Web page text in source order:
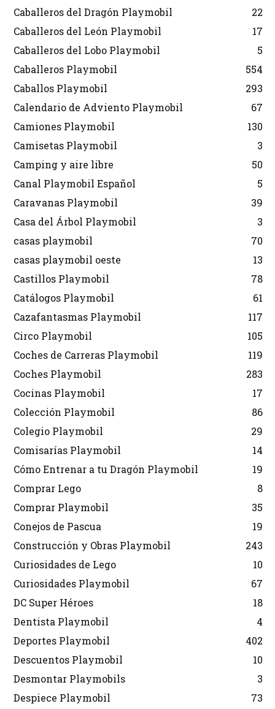
Caballeros del Dragón Playmobil
22
Caballeros del León Playmobil
17
Caballeros del Lobo Playmobil
5
Caballeros Playmobil
554
Caballos Playmobil
293
Calendario de Adviento Playmobil
67
Camiones Playmobil
130
Camisetas Playmobil
3
Camping y aire libre
50
Canal Playmobil Español
5
Caravanas Playmobil
39
Casa del Árbol Playmobil
3
casas playmobil
70
casas playmobil oeste
13
Castillos Playmobil
78
Catálogos Playmobil
61
Cazafantasmas Playmobil
117
Circo Playmobil
105
Coches de Carreras Playmobil
119
Coches Playmobil
283
Cocinas Playmobil
17
Colección Playmobil
86
Colegio Playmobil
29
Comisarías Playmobil
14
Cómo Entrenar a tu Dragón Playmobil
19
Comprar Lego
8
Comprar Playmobil
35
Conejos de Pascua
19
Construcción y Obras Playmobil
243
Curiosidades de Lego
10
Curiosidades Playmobil
67
DC Super Héroes
18
Dentista Playmobil
4
Deportes Playmobil
402
Descuentos Playmobil
10
Desmontar Playmobils
3
Despiece Playmobil
73